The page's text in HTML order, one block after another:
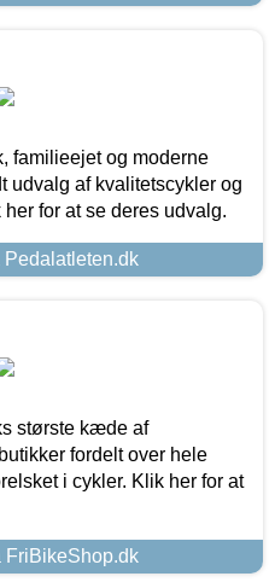
familieejet og moderne
udvalg af kvalitetscykler og
for at se deres udvalg.
største kæde af
fordelt over hele
i cykler. Klik her for at
FriBikeShop.dk